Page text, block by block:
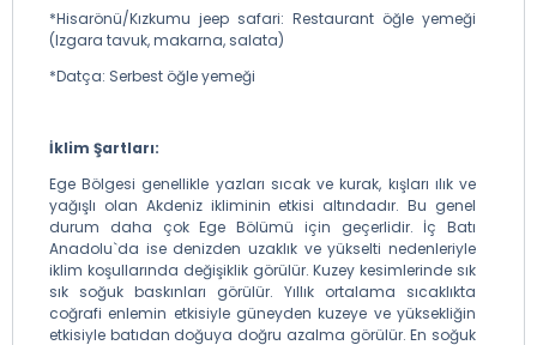
*Hisarönü/Kızkumu jeep safari: Restaurant öğle yemeği
(Izgara tavuk, makarna, salata)
*Datça: Serbest öğle yemeği
İklim Şartları:
Ege Bölgesi genellikle yazları sıcak ve kurak, kışları ılık ve
yağışlı olan Akdeniz ikliminin etkisi altındadır. Bu genel
durum daha çok Ege Bölümü için geçerlidir. İç Batı
Anadolu`da ise denizden uzaklık ve yükselti nedenleriyle
iklim koşullarında değişiklik görülür. Kuzey kesimlerinde sık
sık soğuk baskınları görülür. Yıllık ortalama sıcaklıkta
coğrafi enlemin etkisiyle güneyden kuzeye ve yüksekliğin
etkisiyle batıdan doğuya doğru azalma görülür. En soğuk